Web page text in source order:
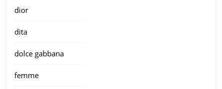
dior
dita
dolce gabbana
femme